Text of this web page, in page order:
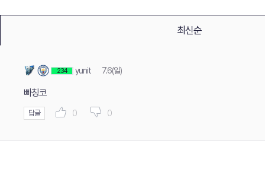
최신순
234 yunit 7.6(일)
빠칭코
답글 0 0